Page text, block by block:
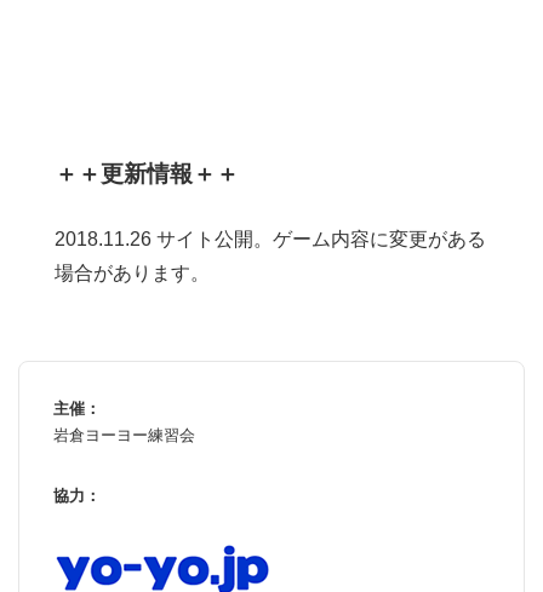
＋＋更新情報＋＋
2018.11.26 サイト公開。ゲーム内容に変更がある
場合があります。
主催：
岩倉ヨーヨー練習会
協力：